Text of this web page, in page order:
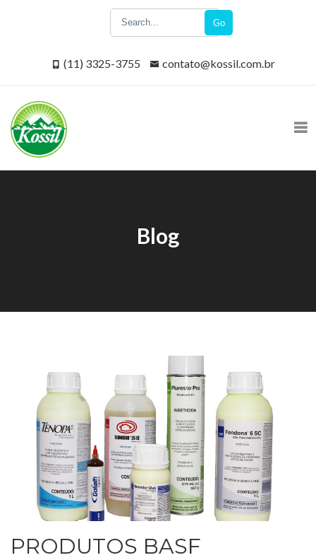
Go
(11) 3325-3755 contato@kossil.com.br
Blog
PRODUTOS BASF